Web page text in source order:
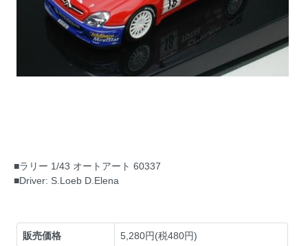
■ラリー 1/43 オートアート 60337
■Driver: S.Loeb D.Elena
販売価格 5,280円(税480円)